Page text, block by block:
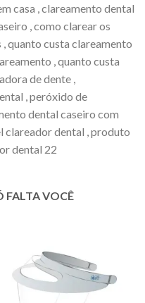
casa , clareamento dental
, como clarear os
, quanto custa clareamento
, quanto custa
de dente ,
, peróxido de
dental caseiro com
clareador dental , produto
dental 22
FALTA VOCÊ